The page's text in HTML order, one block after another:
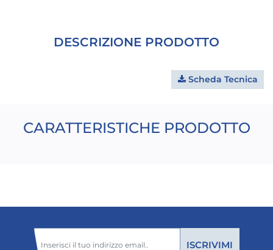
DESCRIZIONE PRODOTTO
Scheda Tecnica
CARATTERISTICHE PRODOTTO